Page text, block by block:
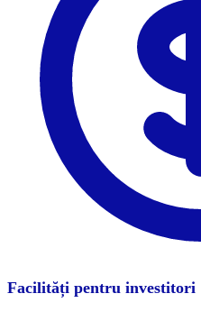
Facilități pentru investitori